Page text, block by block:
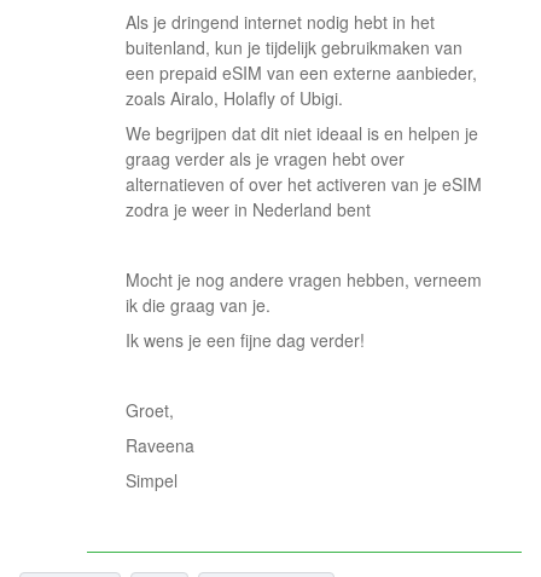
Als je dringend internet nodig hebt in het
buitenland, kun je tijdelijk gebruikmaken van
een prepaid eSIM van een externe aanbieder,
zoals Airalo, Holafly of Ubigi.
We begrijpen dat dit niet ideaal is en helpen je
graag verder als je vragen hebt over
alternatieven of over het activeren van je eSIM
zodra je weer in Nederland bent
Mocht je nog andere vragen hebben, verneem
ik die graag van je.
Ik wens je een fijne dag verder!
Groet,
Raveena
Simpel